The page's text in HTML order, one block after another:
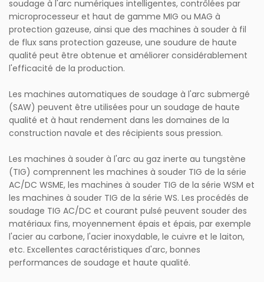
soudage à l'arc numériques intelligentes, contrôlées par
microprocesseur et haut de gamme MIG ou MAG à
protection gazeuse, ainsi que des machines à souder à fil
de flux sans protection gazeuse, une soudure de haute
qualité peut être obtenue et améliorer considérablement
l'efficacité de la production.
Les machines automatiques de soudage à l'arc submergé
(SAW) peuvent être utilisées pour un soudage de haute
qualité et à haut rendement dans les domaines de la
construction navale et des récipients sous pression.
Les machines à souder à l'arc au gaz inerte au tungstène
(TIG) comprennent les machines à souder TIG de la série
AC/DC WSME, les machines à souder TIG de la série WSM et
les machines à souder TIG de la série WS. Les procédés de
soudage TIG AC/DC et courant pulsé peuvent souder des
matériaux fins, moyennement épais et épais, par exemple
l'acier au carbone, l'acier inoxydable, le cuivre et le laiton,
etc. Excellentes caractéristiques d'arc, bonnes
performances de soudage et haute qualité.